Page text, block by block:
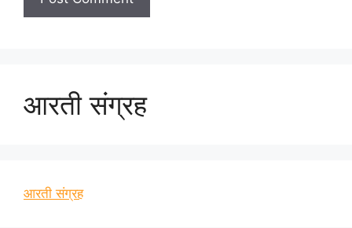
आरती संग्रह
आरती संग्रह